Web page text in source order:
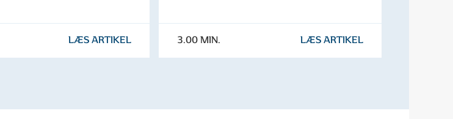
LÆS ARTIKEL 3.00 MIN. LÆS ARTIKEL